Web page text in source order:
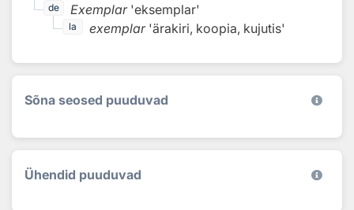
de Exemplar 'eksemplar'
la exemplar 'ärakiri, koopia, kujutis'
Sõna seosed puuduvad
Ühendid puuduvad